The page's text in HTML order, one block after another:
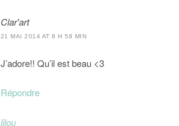
Clar'art
21 MAI 2014 AT 8 H 58 MIN
J’adore!! Qu’il est beau <3
Répondre
lilou